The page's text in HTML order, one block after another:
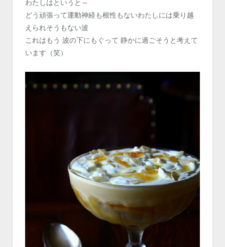
わたしはというと～
どう頑張って運動神経も根性もないわたしには乗り越
えられそうもない波
これはもう 波の下にもぐって 静かに過ごそうと考えて
います（笑）